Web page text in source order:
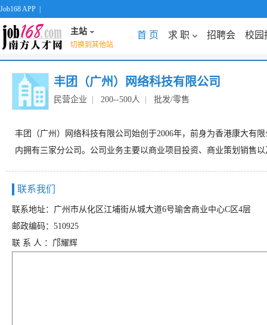
Job168 APP
主站
切换到其他站
首 页 求 职 招聘会 校园
丰团（广州）网络科技有限公司
民营企业 200--500人 批发/零售
丰团（广州）网络科技有限公司始创于2006年，前身为香港康大有
内拥有三家分公司。公司业务主要以商业项目投资、商业策划销售
联系我们
联系地址：广州市从化区江埔街从城大道6号瑜舍商业中心C区4层
邮政编码：510925
联 系 人 ：邝耀辉